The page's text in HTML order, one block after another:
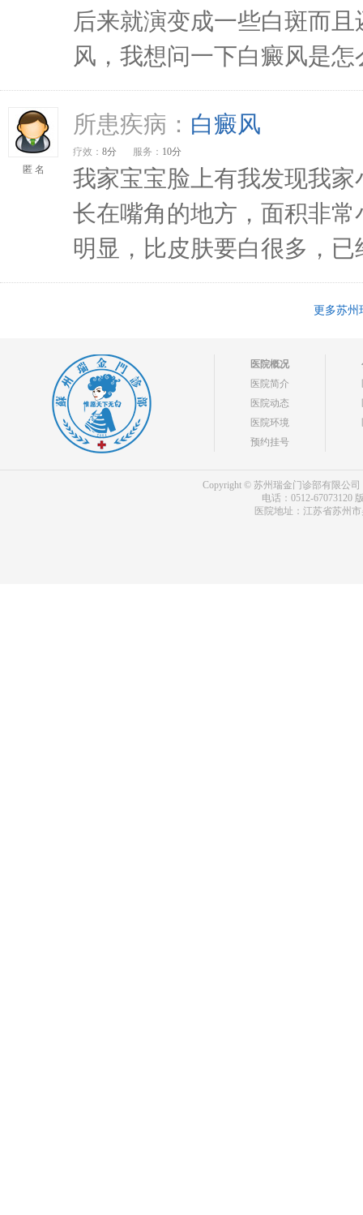
后来就演变成一些白斑而
风，我想问一下白癜风是怎
匿 名
所患疾病： 白癜风
疗效： 8分 服务： 10分
我家宝宝脸上有我发现我
长在嘴角的地方，面积非
明显，比皮肤要白很多，已
更多苏州
医院概况
医院简介
医院动态
医院环境
预约挂号
Copyright © 苏州瑞金门诊部有限公司
电话：0512-67073120
医院地址：江苏省苏州